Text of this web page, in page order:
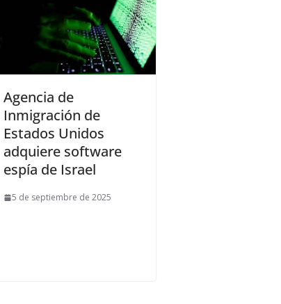
Agencia de
Inmigración de
Estados Unidos
adquiere software
espía de Israel
5 de septiembre de 2025